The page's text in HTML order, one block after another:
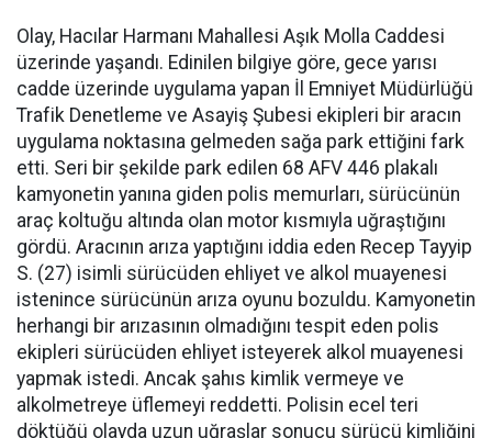
Olay, Hacılar Harmanı Mahallesi Aşık Molla Caddesi
üzerinde yaşandı. Edinilen bilgiye göre, gece yarısı
cadde üzerinde uygulama yapan İl Emniyet Müdürlüğü
Trafik Denetleme ve Asayiş Şubesi ekipleri bir aracın
uygulama noktasına gelmeden sağa park ettiğini fark
etti. Seri bir şekilde park edilen 68 AFV 446 plakalı
kamyonetin yanına giden polis memurları, sürücünün
araç koltuğu altında olan motor kısmıyla uğraştığını
gördü. Aracının arıza yaptığını iddia eden Recep Tayyip
S. (27) isimli sürücüden ehliyet ve alkol muayenesi
istenince sürücünün arıza oyunu bozuldu. Kamyonetin
herhangi bir arızasının olmadığını tespit eden polis
ekipleri sürücüden ehliyet isteyerek alkol muayenesi
yapmak istedi. Ancak şahıs kimlik vermeye ve
alkolmetreye üflemeyi reddetti. Polisin ecel teri
döktüğü olayda uzun uğraşlar sonucu sürücü kimliğini